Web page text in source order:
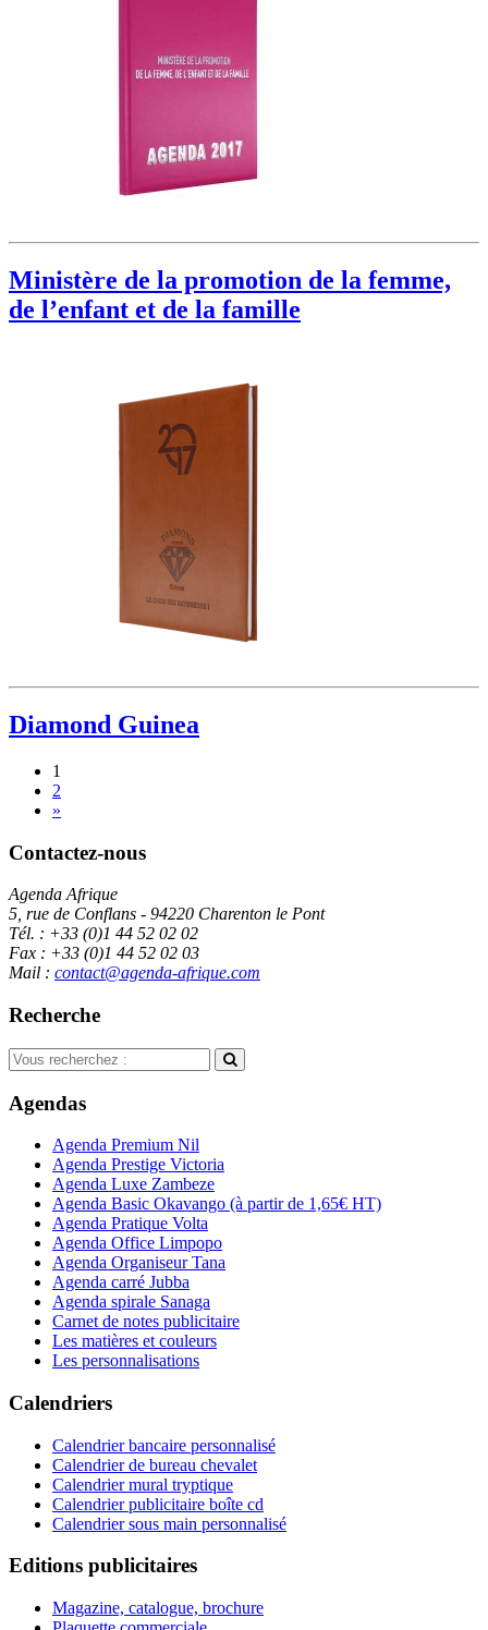
Ministère de la promotion de la femme,
de l’enfant et de la famille
Diamond Guinea
1
2
»
Contactez-nous
Agenda Afrique
5, rue de Conflans - 94220 Charenton le Pont
Tél. : +33 (0)1 44 52 02 02
Fax : +33 (0)1 44 52 02 03
Mail : contact@agenda-afrique.com
Recherche
Agendas
Agenda Premium Nil
Agenda Prestige Victoria
Agenda Luxe Zambeze
Agenda Basic Okavango (à partir de 1,65€ HT)
Agenda Pratique Volta
Agenda Office Limpopo
Agenda Organiseur Tana
Agenda carré Jubba
Agenda spirale Sanaga
Carnet de notes publicitaire
Les matières et couleurs
Les personnalisations
Calendriers
Calendrier bancaire personnalisé
Calendrier de bureau chevalet
Calendrier mural tryptique
Calendrier publicitaire boîte cd
Calendrier sous main personnalisé
Editions publicitaires
Magazine, catalogue, brochure